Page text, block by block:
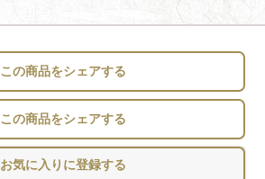
この商品をシェアする
この商品をシェアする
お気に入りに登録する